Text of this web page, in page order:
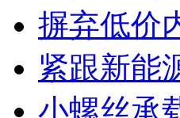
摒弃低价
紧跟新能
小螺丝承